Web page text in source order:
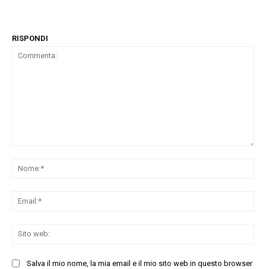
RISPONDI
Salva il mio nome, la mia email e il mio sito web in questo browser